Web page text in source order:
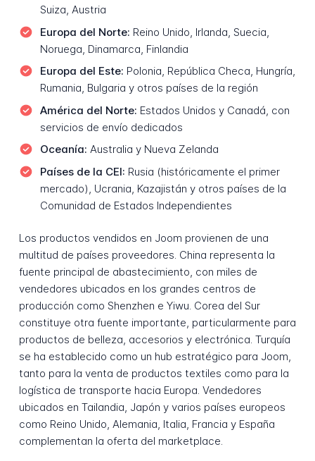
Suiza, Austria
Europa del Norte: Reino Unido, Irlanda, Suecia,
Noruega, Dinamarca, Finlandia
Europa del Este: Polonia, República Checa, Hungría,
Rumania, Bulgaria y otros países de la región
América del Norte: Estados Unidos y Canadá, con
servicios de envío dedicados
Oceanía: Australia y Nueva Zelanda
Países de la CEI: Rusia (históricamente el primer
mercado), Ucrania, Kazajistán y otros países de la
Comunidad de Estados Independientes
Los productos vendidos en Joom provienen de una
multitud de países proveedores. China representa la
fuente principal de abastecimiento, con miles de
vendedores ubicados en los grandes centros de
producción como Shenzhen e Yiwu. Corea del Sur
constituye otra fuente importante, particularmente para
productos de belleza, accesorios y electrónica. Turquía
se ha establecido como un hub estratégico para Joom,
tanto para la venta de productos textiles como para la
logística de transporte hacia Europa. Vendedores
ubicados en Tailandia, Japón y varios países europeos
como Reino Unido, Alemania, Italia, Francia y España
complementan la oferta del marketplace.